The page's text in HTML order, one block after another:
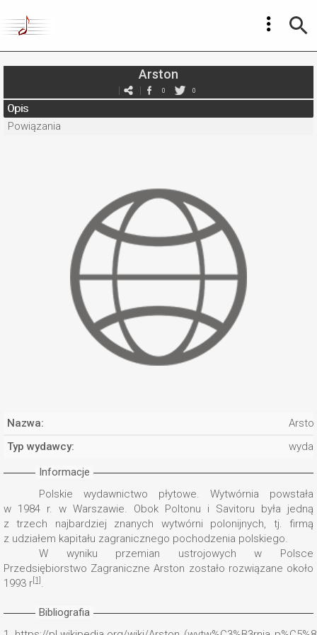
Arston
0 0
Opis
Powiązania
Nazwa:
Typ wydawcy:
Informacje
Polskie wydawnictwo płytowe. Wytwórnia powstała
w 1984 r. w Warszawie. Obok Poltonu i Savitoru była jedną
z trzech najbardziej znanych wytwórni polonijnych, tj. firmą
z udziałem kapitału zagranicznego pochodzenia polskiego.
W wyniku przemian ustrojowych w Polsce
Przedsiębiorstwo Zagraniczne Arston zostało rozwiązane około
1993 r [1] .
Bibliografia